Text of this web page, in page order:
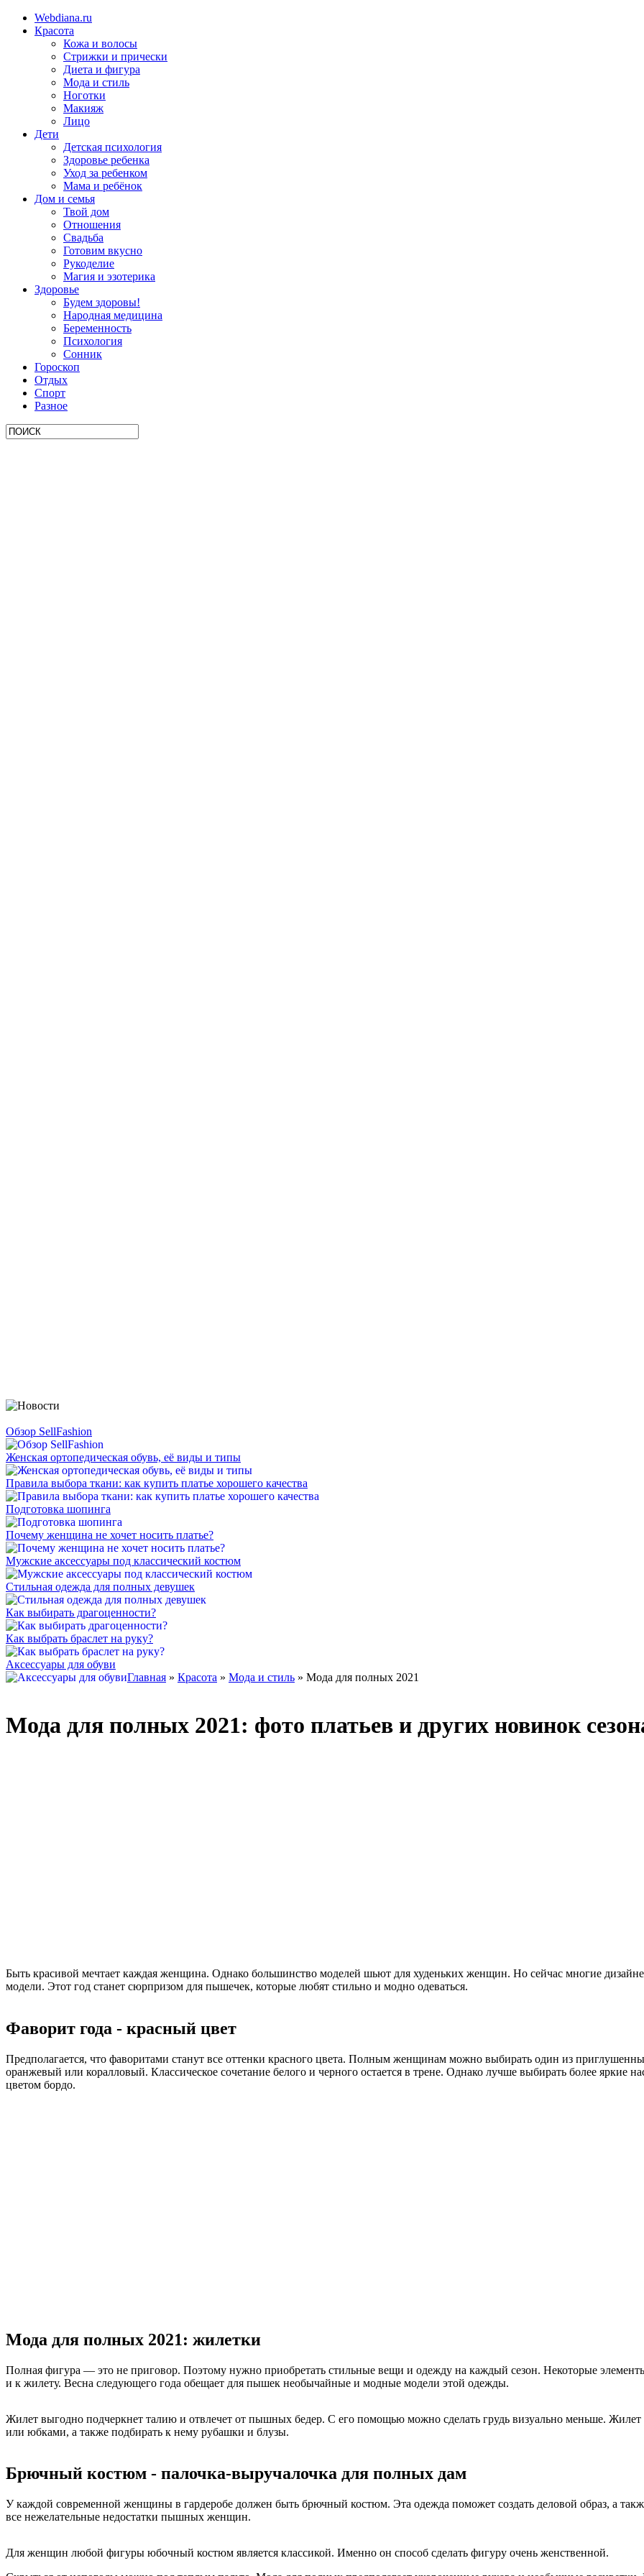
Webdiana.ru
Красота
Кожа и волосы
Стрижки и прически
Диета и фигура
Мода и стиль
Ноготки
Макияж
Лицо
Дети
Детская психология
Здоровье ребенка
Уход за ребенком
Мама и ребёнок
Дом и семья
Твой дом
Отношения
Свадьба
Готовим вкусно
Рукоделие
Магия и эзотерика
Здоровье
Будем здоровы!
Народная медицина
Беременность
Психология
Сонник
Гороскоп
Отдых
Спорт
Разное
Обзор SellFashion
Женская ортопедическая обувь, её виды и типы
Правила выбора ткани: как купить платье хорошего качества
Подготовка шопинга
Почему женщина не хочет носить платье?
Мужские аксессуары под классический костюм
Стильная одежда для полных девушек
Как выбирать драгоценности?
Как выбрать браслет на руку?
Аксессуары для обуви
Главная » Красота » Мода и стиль » Мода для полных 2021
Мода для полных 2021: фото платьев и других новинок
Быть красивой мечтает каждая женщина. Однако большинство моделей шьют для худеньких женщин. Но сейчас многие
модели. Этот год станет сюрпризом для пышечек, которые любят стильно и модно одеваться.
Фаворит года - красный цвет
Предполагается, что фаворитами станут все оттенки красного цвета. Полным женщинам можно выбирать один из
оранжевый или коралловый. Классическое сочетание белого и черного остается в трене. Однако лучше выбирать более
цветом бордо.
Мода для полных 2021: жилетки
Полная фигура — это не приговор. Поэтому нужно приобретать стильные вещи и одежду на каждый сезон. Некоторые
и к жилету. Весна следующего года обещает для пышек необычайные и модные модели этой одежды.
Жилет выгодно подчеркнет талию и отвлечет от пышных бедер. С его помощью можно сделать грудь визуально меньше.
или юбками, а также подбирать к нему рубашки и блузы.
Брючный костюм - палочка-выручалочка для полных дам
У каждой современной женщины в гардеробе должен быть брючный костюм. Эта одежда поможет создать деловой образ, а
все нежелательные недостатки пышных женщин.
Для женщин любой фигуры юбочный костюм является классикой. Именно он способ сделать фигуру очень женственной.